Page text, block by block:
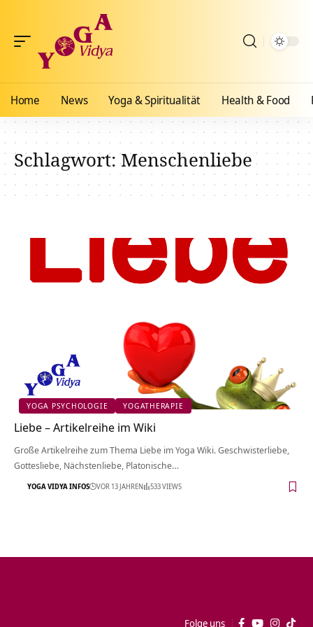
Home News Yoga & Spiritualität Health & Food
Schlagwort:Menschenliebe
YOGA PSYCHOLOGIE YOGATHERAPIE
Liebe – Artikelreihe im Wiki
Große Artikelreihe zum Thema Liebe im Yoga Wiki. Geschwisterliebe,
Gottesliebe, Nächstenliebe, Platonische…
YOGA VIDYA INFOS VOR 13 JAHREN 533 VIEWS
Folge uns